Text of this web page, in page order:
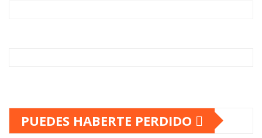
PUEDES HABERTE PERDIDO